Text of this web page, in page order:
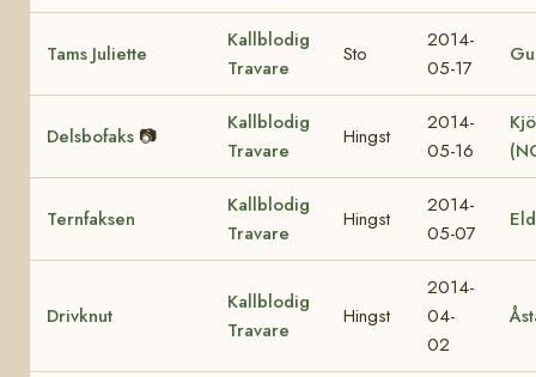
Tams Juliette
Kallblodig
Travare
Sto
2014-
05-17
Delsbofaks 📷
Kallblodig
Travare
Hingst
2014-
05-16
Ternfaksen
Kallblodig
Travare
Hingst
2014-
05-07
Drivknut
Kallblodig
Travare
Hingst
2014-
04-
02